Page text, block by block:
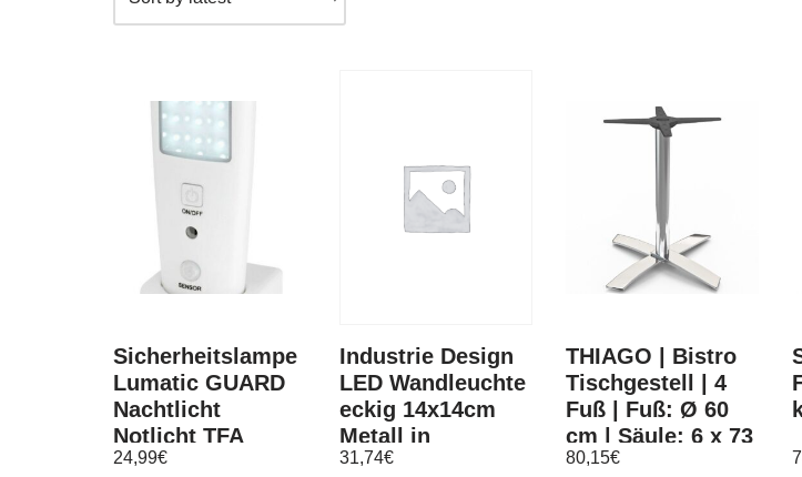
Sicherheitslampe
Lumatic GUARD
Nachtlicht
Notlicht TFA
43.2033
24,99€
Industrie Design
LED Wandleuchte
eckig 14x14cm
Metall in
Schwarz,
31,74€
THIAGO | Bistro
Tischgestell | 4
Fuß | Fuß: Ø 60
cm | Säule: 6 x 73
cm | Alu | Tisch
80,15€